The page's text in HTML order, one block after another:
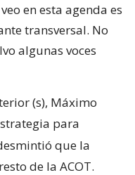
en esta agenda es
transversal. No
algunas voces
(s), Máximo
para
que la
de la ACOT.